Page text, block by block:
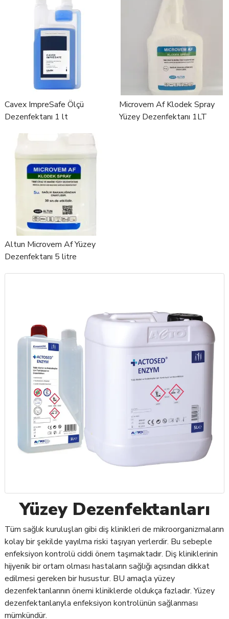
Cavex ImpreSafe Ölçü
Dezenfektanı 1 lt
Microvem Af Klodek Spray
Yüzey Dezenfektanı 1LT
Altun Microvem Af Yüzey
Dezenfektanı 5 litre
Yüzey Dezenfektanları
Tüm sağlık kuruluşları gibi diş klinikleri de mikroorganizmaların
kolay bir şekilde yayılma riski taşıyan yerlerdir. Bu sebeple
enfeksiyon kontrolü ciddi önem taşımaktadır. Diş kliniklerinin
hijyenik bir ortam olması hastaların sağlığı açısından dikkat
edilmesi gereken bir husustur. BU amaçla yüzey
dezenfektanlarının önemi kliniklerde oldukça fazladır. Yüzey
dezenfektanlarıyla enfeksiyon kontrolünün sağlanması
mümkündür.